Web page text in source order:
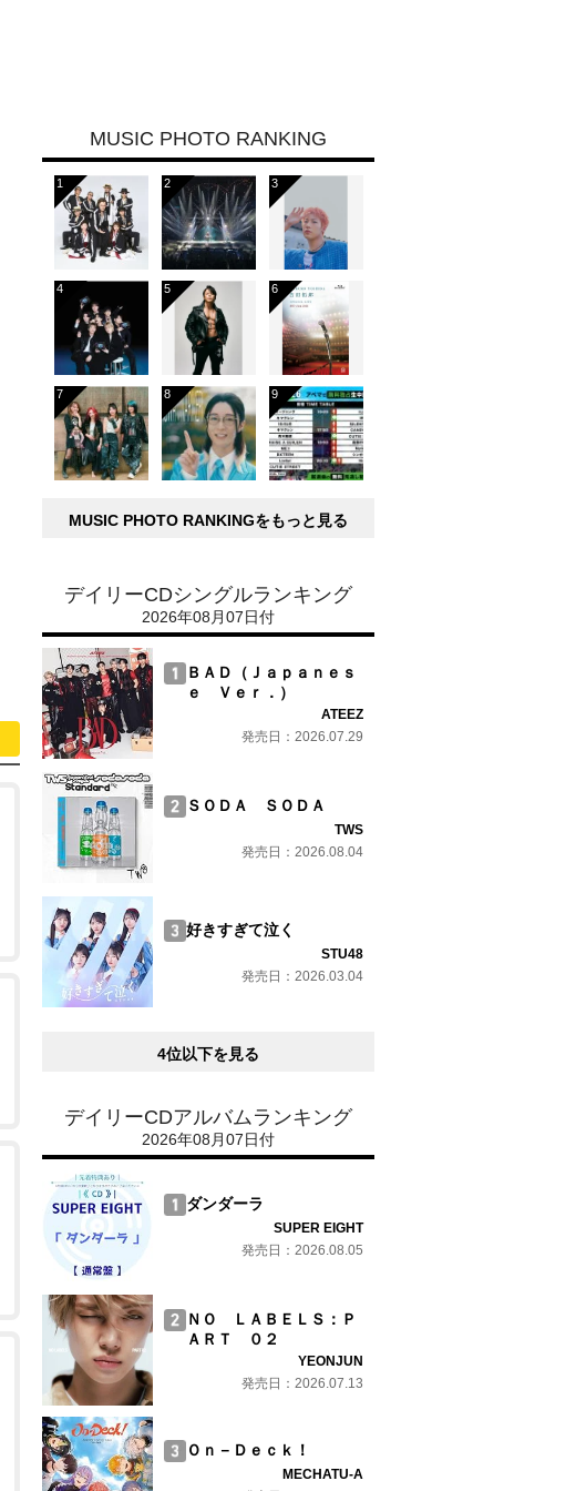
MUSIC PHOTO RANKING
MUSIC PHOTO RANKINGをもっと見る
デイリーCDシングルランキング
2026年08月07日付
ＢＡＤ（Ｊａｐａｎｅｓ
ｅ Ｖｅｒ．）
ATEEZ
発売日：2026.07.29
ＳＯＤＡ ＳＯＤＡ
TWS
発売日：2026.08.04
好きすぎて泣く
STU48
発売日：2026.03.04
4位以下を見る
デイリーCDアルバムランキング
2026年08月07日付
ダンダーラ
SUPER EIGHT
発売日：2026.08.05
ＮＯ ＬＡＢＥＬＳ：Ｐ
ＡＲＴ ０２
YEONJUN
発売日：2026.07.13
Ｏｎ－Ｄｅｃｋ！
MECHATU-A